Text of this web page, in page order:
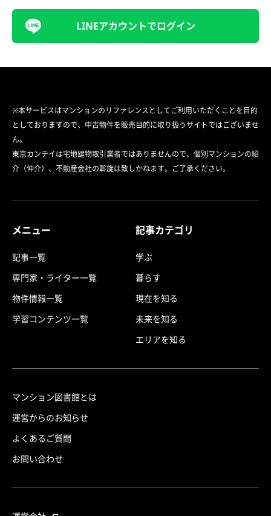
LINEアカウントでログイン
※本サービスはマンションのリファレンスとしてご利用いただくことを目的
としておりますので、中古物件を販売目的に取り扱うサイトではございませ
ん。
東京カンテイは宅地建物取引業者ではありませんので、個別マンションの紹
介（仲介）、不動産会社の斡旋は致しかねます。ご了承ください。
メニュー
記事一覧
専門家・ライター一覧
物件情報一覧
学習コンテンツ一覧
記事カテゴリ
学ぶ
暮らす
現在を知る
未来を知る
エリアを知る
マンション図書館とは
運営からのお知らせ
よくあるご質問
お問い合わせ